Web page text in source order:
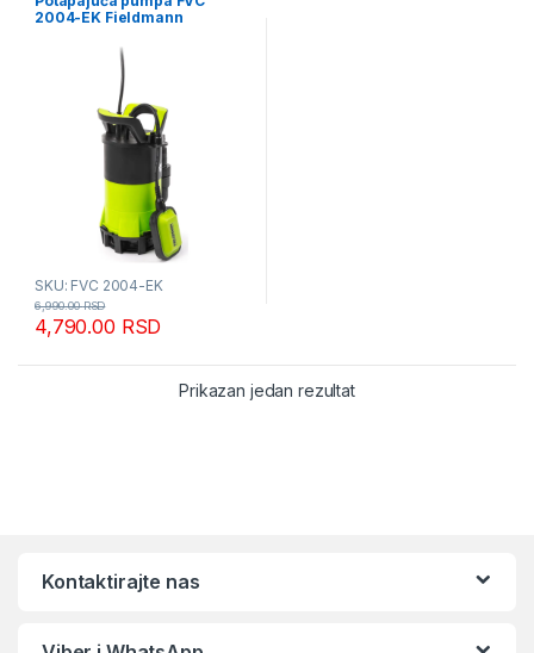
2004-EK Fieldmann
SKU: FVC 2004-EK
4,790.00 RSD
6,990.00RSD
Prikazan jedan rezultat
Kontaktirajte nas